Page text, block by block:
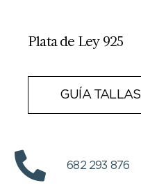
Plata de Ley 925
GUÍA TALLAS
682 293 876